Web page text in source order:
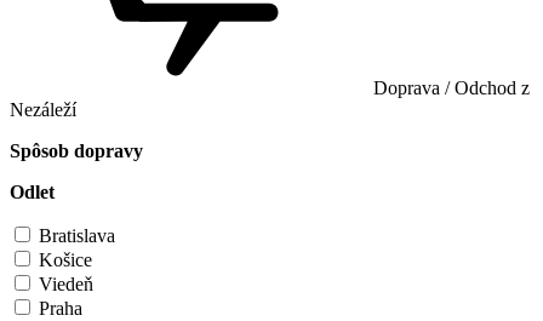
Doprava / Odchod z
Nezáleží
Spôsob dopravy
Odlet
Bratislava
Košice
Viedeň
Praha